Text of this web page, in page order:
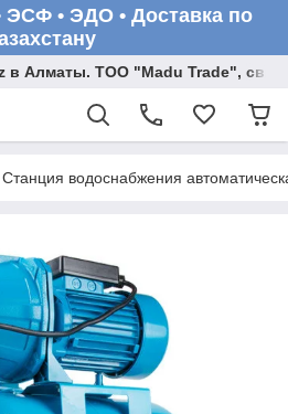
ЭСФ • ЭДО • Доставка по
в Алматы. ТОО "Madu Trade",
Станция водоснабжения